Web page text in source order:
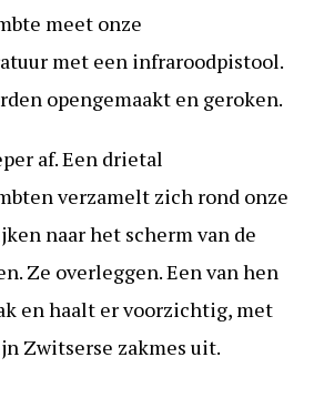
meet onze
met een infraroodpistool.
opengemaakt en geroken.
af. Een drietal
verzamelt zich rond onze
naar het scherm van de
Ze overleggen. Een van hen
en haalt er voorzichtig, met
Zwitserse zakmes uit.